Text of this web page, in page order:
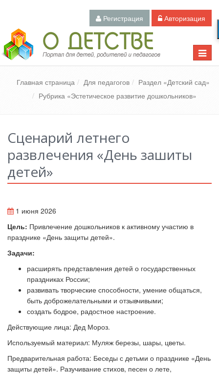
Регистрация Авторизация
Toggle
Педагогический портал «О детстве»
Главная страница Для педагогов
Раздел «Детский сад»
Рубрика «Эстетическое развитие дошкольников»
Сценарий летнего
развлечения «День зашиты
детей»
1 июня 2026
Цель: Привлечение дошкольников к активному участию в
празднике «День защиты детей».
Задачи:
расширять представления детей о государственных
праздниках России;
развивать творческие способности, умение общаться,
быть доброжелательными и отзывчивыми;
создать бодрое, радостное настроение.
Действующие лица: Дед Мороз.
Используемый материал: Муляж березы, шары, цветы.
Предварительная работа: Беседы с детьми о празднике «День
защиты детей». Разучивание стихов, песен о лете,